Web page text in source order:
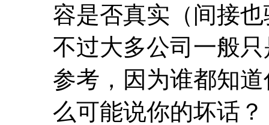
容是否真实（间接
不过大多公司一般
参考，因为谁都知
么可能说你的坏话？